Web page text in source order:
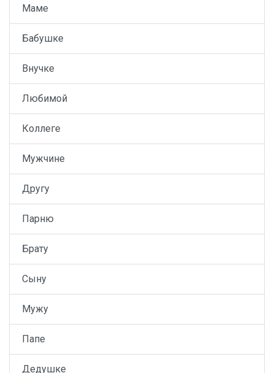
Маме
Бабушке
Внучке
Любимой
Коллеге
Мужчине
Другу
Парню
Брату
Сыну
Мужу
Папе
Дедушке